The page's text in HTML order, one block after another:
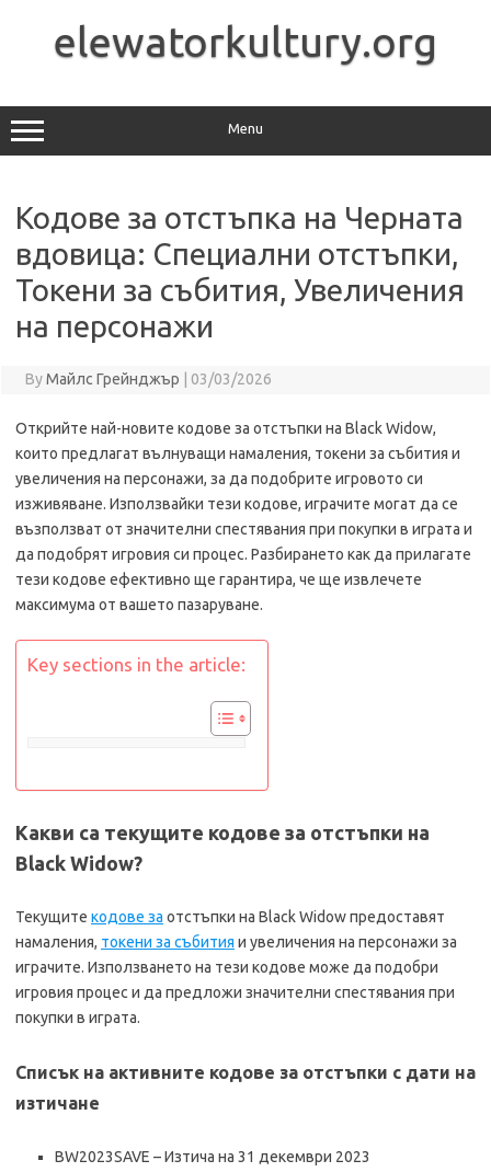
elewatorkultury.org
Menu
Кодове за отстъпка на Черната
вдовица: Специални отстъпки,
Токени за събития, Увеличения
на персонажи
ByМайлс Грейнджър 03/03/2026
Открийте най-новите кодове за отстъпки на Black Widow,
които предлагат вълнуващи намаления, токени за събития и
увеличения на персонажи, за да подобрите игровото си
изживяване. Използвайки тези кодове, играчите могат да се
възползват от значителни спестявания при покупки в играта и
да подобрят игровия си процес. Разбирането как да прилагате
тези кодове ефективно ще гарантира, че ще извлечете
максимума от вашето пазаруване.
Key sections in the article:
Какви са текущите кодове за отстъпки на
Black Widow?
Текущите кодове за отстъпки на Black Widow предоставят
намаления, токени за събития и увеличения на персонажи за
играчите. Използването на тези кодове може да подобри
игровия процес и да предложи значителни спестявания при
покупки в играта.
Списък на активните кодове за отстъпки с дати на
изтичане
BW2023SAVE – Изтича на 31 декември 2023